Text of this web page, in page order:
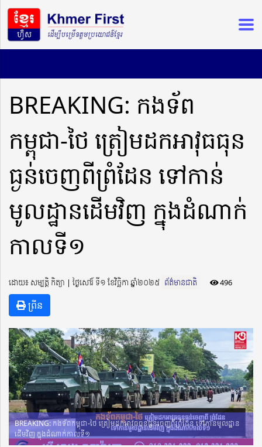
BREAKING: កងទ័ព
កម្ពុជា-ថៃ ត្រៀមដកអាវុធធុន
ធ្ងន់ចេញពីព្រំដែន ទៅកាន់
មូលដ្ឋានដើមវិញ ក្នុងដំណាក់
កាលទី១
ដោយ៖ សម្បត្តិ កិត្យា ​​ | ថ្ងៃសៅរ៍ ទី១ ខែវិច្ឆិកា ឆ្នាំ២០២៥ ព័ត៌មានជាតិ 496
ព្រីន
BREAKING: កងទ័ពកម្ពុជា-ថៃ ត្រៀមដកអាវុធធុនធ្ងន់ចេញពីព្រំដែន ទៅកាន់មូលដ្ឋាន
ដើមវិញ ក្នុងដំណាក់កាលទី១